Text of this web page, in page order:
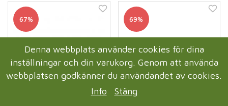
67% 69%
Denna webbplats använder cookies för dina
inställningar och din varukorg. Genom att använda
webbplatsen godkänner du användandet av cookies.
Info
Stäng